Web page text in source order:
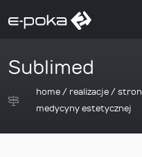
Sublimed
home/ realizacje/
medycyny estetycznej